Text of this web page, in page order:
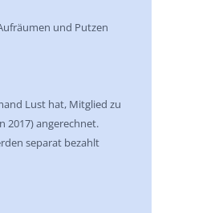
und Putzen
Lust hat, Mitglied zu
2017) angerechnet.
separat bezahlt